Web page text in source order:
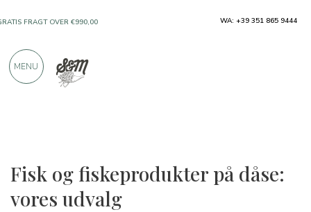
Fisk og fiskeprodukter på dåse:
vores udvalg
FRAGT OVER €990,00
PRODUKTER FRA FREMRAGENDE
WA: +39 351 865 9444
MENU